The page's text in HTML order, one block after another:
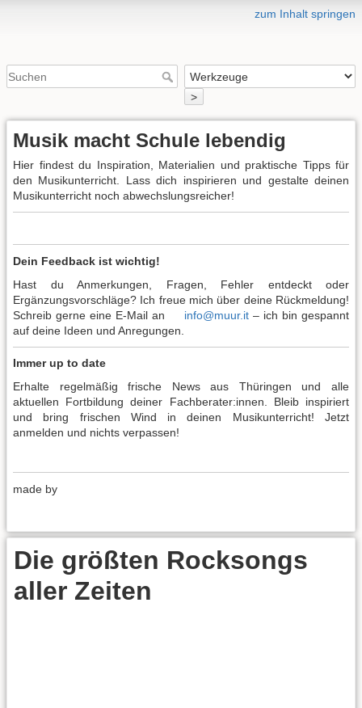
zum Inhalt springen
>
Musik macht Schule lebendig
Hier findest du Inspiration, Materialien und praktische Tipps für
den Musikunterricht. Lass dich inspirieren und gestalte deinen
Musikunterricht noch abwechslungsreicher!
Dein Feedback ist wichtig!
Hast du Anmerkungen, Fragen, Fehler entdeckt oder
Ergänzungsvorschläge? Ich freue mich über deine Rückmeldung!
Schreib gerne eine E-Mail an
info@muur.it – ich bin gespannt
auf deine Ideen und Anregungen.
Immer up to date
Erhalte regelmäßig frische News aus Thüringen und alle
aktuellen Fortbildung deiner Fachberater:innen. Bleib inspiriert
und bring frischen Wind in deinen Musikunterricht! Jetzt
anmelden und nichts verpassen!
made by
Die größten Rocksongs
aller Zeiten